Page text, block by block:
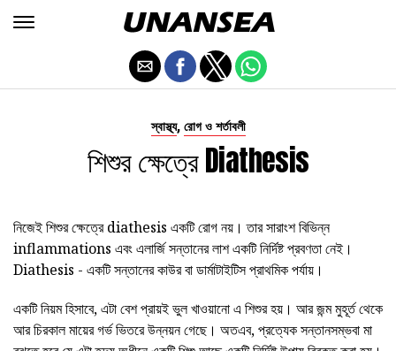
স্বাস্থ্য, রোগ ও শর্তাবলী
শিশুর ক্ষেত্রে Diathesis
নিজেই শিশুর ক্ষেত্রে diathesis একটি রোগ নয়। তার সারাংশ বিভিন্ন
inflammations এবং এলার্জি সন্তানের লাশ একটি নির্দিষ্ট প্রবণতা নেই।
Diathesis - একটি সন্তানের কাউর বা ডার্মাটাইটিস প্রাথমিক পর্যায়।
একটি নিয়ম হিসাবে, এটা বেশ প্রায়ই ভুল খাওয়ানো এ শিশুর হয়। আর জন্ম মুহূর্ত থেকে
আর চিরকাল মায়ের গর্ভ ভিতরে উন্নয়ন গেছে। অতএব, প্রত্যেক সন্তানসম্ভবা মা